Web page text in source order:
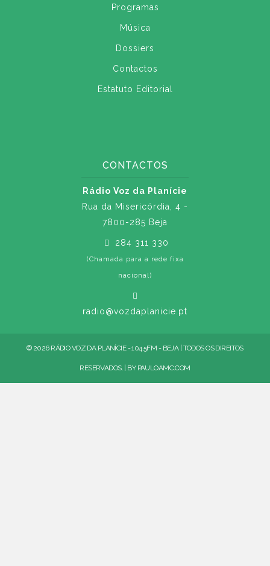
Programas
Música
Dossiers
Contactos
Estatuto Editorial
CONTACTOS
Rádio Voz da Planície
Rua da Misericórdia, 4 -
7800-285 Beja
284 311 330
(Chamada para a rede fixa
nacional)
radio@vozdaplanicie.pt
© 2026 RÁDIO VOZ DA PLANÍCIE - 104.5FM - BEJA | TODOS OS DIREITOS
RESERVADOS. | BY PAULOAMC.COM